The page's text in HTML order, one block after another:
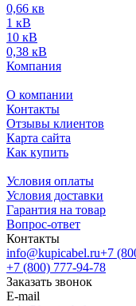
0,66 кв
1 кВ
10 кВ
0,38 кВ
Компания
О компании
Контакты
Отзывы клиентов
Карта сайта
Как купить
Условия оплаты
Условия доставки
Гарантия на товар
Вопрос-ответ
Контакты
info@kupicabel.ru+7
+7 (800) 777-94-78
Заказать звонок
E-mail